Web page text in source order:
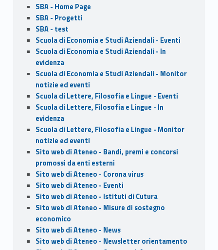
SBA - Home Page
SBA - Progetti
SBA - test
Scuola di Economia e Studi Aziendali - Eventi
Scuola di Economia e Studi Aziendali - In
evidenza
Scuola di Economia e Studi Aziendali - Monitor
notizie ed eventi
Scuola di Lettere, Filosofia e Lingue - Eventi
Scuola di Lettere, Filosofia e Lingue - In
evidenza
Scuola di Lettere, Filosofia e Lingue - Monitor
notizie ed eventi
Sito web di Ateneo - Bandi, premi e concorsi
promossi da enti esterni
Sito web di Ateneo - Corona virus
Sito web di Ateneo - Eventi
Sito web di Ateneo - Istituti di Cutura
Sito web di Ateneo - Misure di sostegno
economico
Sito web di Ateneo - News
Sito web di Ateneo - Newsletter orientamento